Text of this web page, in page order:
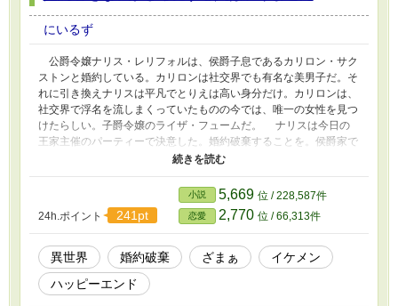
にいるず
公爵令嬢ナリス・レリフォルは、侯爵子息であるカリロン・サク
ストンと婚約している。カリロンは社交界でも有名な美男子だ。そ
れに引き換えナリスは平凡でとりえは高い身分だけ。カリロンは、
社交界で浮名を流しまくっていたものの今では、唯一の女性を見つ
けたらしい。子爵令嬢のライザ・フュームだ。 ナリスは今日の
王家主催のパーティーで決意した。婚約破棄することを。侯爵家で
もないがしろにされ婚約者からも冷たい仕打ちしか受けない。もう
しょにいる。そのせいで自分は周りに格好の話題を提供して、今日
の陰の主役になってしまったというのに。 そう思っていると、
昔からの幼馴染であるこの国の次期国王となるジョイナス王子が、
ナリスのもとにやってきた。どうやらダンスを一緒に踊ってくれる
ようだ。この好奇の視線から助けてくれるらしい。彼には隣国に婚
約者がいる。昔は彼と婚約するものだと思っていたのに。
24h.ポイント 241pt
小説 5,669 位 / 228,587件
恋愛 2,770 位 / 66,313件
異世界 婚約破棄 ざまぁ
イケメン
ハッピーエンド